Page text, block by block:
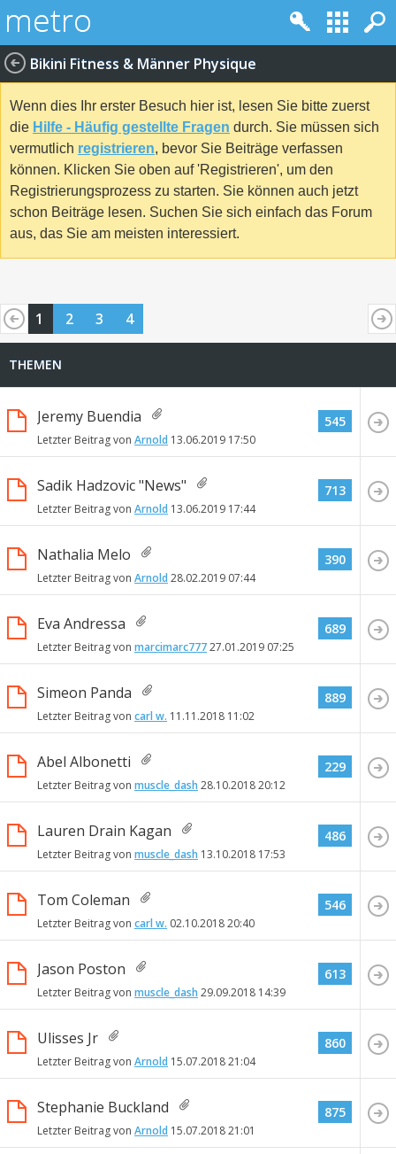
Bikini Fitness & Männer Physique
Wenn dies Ihr erster Besuch hier ist, lesen Sie bitte zuerst
die Hilfe - Häufig gestellte Fragen durch. Sie müssen sich
vermutlich registrieren, bevor Sie Beiträge verfassen
können. Klicken Sie oben auf 'Registrieren', um den
Registrierungsprozess zu starten. Sie können auch jetzt
schon Beiträge lesen. Suchen Sie sich einfach das Forum
aus, das Sie am meisten interessiert.
1 2 3 4
THEMEN
Jeremy Buendia
Letzter Beitrag von Arnold 13.06.2019 17:50
545
Sadik Hadzovic "News"
Letzter Beitrag von Arnold 13.06.2019 17:44
713
Nathalia Melo
Letzter Beitrag von Arnold 28.02.2019 07:44
390
Eva Andressa
Letzter Beitrag von marcimarc77727.01.2019 07:25
689
Simeon Panda
Letzter Beitrag von carl w. 11.11.2018 11:02
889
Abel Albonetti
Letzter Beitrag von muscle_dash 28.10.201820:12
229
Lauren Drain Kagan
Letzter Beitrag von muscle_dash 13.10.2018 17:53
486
Tom Coleman
Letzter Beitrag von carl w. 02.10.201820:40
546
Jason Poston
Letzter Beitrag von muscle_dash 29.09.2018 14:39
613
Ulisses Jr
Letzter Beitrag von Arnold 15.07.201821:04
860
Stephanie Buckland
Letzter Beitrag von Arnold 15.07.201821:01
875